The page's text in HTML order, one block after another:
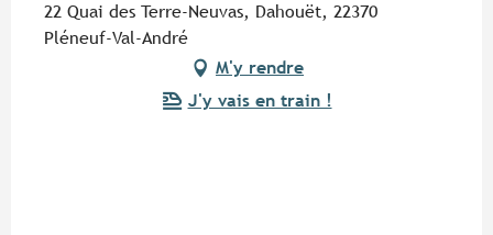
22 Quai des Terre-Neuvas, Dahouët, 22370
Pléneuf-Val-André
M'y rendre
J'y vais en train !